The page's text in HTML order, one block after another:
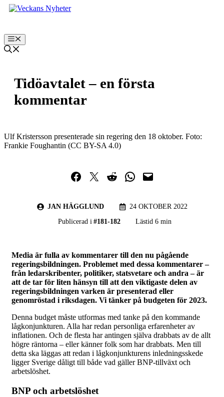
Hoppa
Meny
Tidöavtalet – en första
kommentar
Ulf Kristersson presenterade sin regering den 18 oktober. Foto:
Frankie Foughantin (CC BY-SA 4.0)
Dela på Facebook
Dela på TwitterDela på RedditDela i WhatsApp
Maila en länk
JAN HÄGGLUND
24 OKTOBER 2022
Publicerad i #181-182 Lästid 6 min
Media är fulla av kommentarer till den nu pågående
regeringsbildningen. Problemet med dessa kommentarer –
från ledarskribenter, politiker, statsvetare och andra – är
att de tar för liten hänsyn till att den viktigaste delen av
regeringsbildningen varken är presenterad eller
genomröstad i riksdagen. Vi tänker på budgeten för 2023.
Denna budget måste utformas med tanke på den kommande
lågkonjunkturen. Alla har redan personliga erfarenheter av
inflationen. Och de flesta har antingen själva drabbats av de allt
högre räntorna – eller känner folk som har drabbats. Men till
detta ska läggas att redan i lågkonjunkturens inledningsskede
ligger Sverige dåligt till både vad gäller BNP-tillväxt och
arbetslöshet.
BNP och arbetslöshet